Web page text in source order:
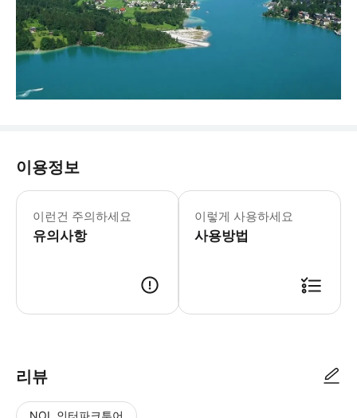
이용정보
이런건 주의하세요
유의사항
이렇게 사용하세요
사용방법
리뷰
NOL 인터파크투어